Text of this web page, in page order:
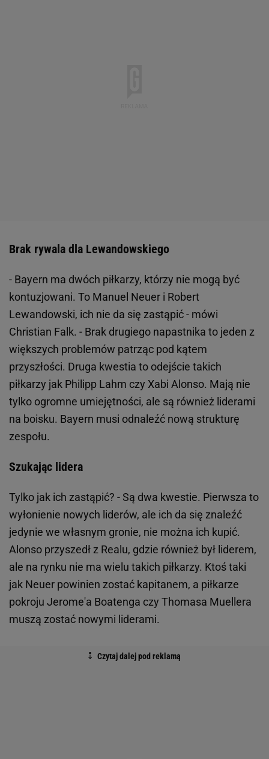
Brak rywala dla Lewandowskiego
- Bayern ma dwóch piłkarzy, którzy nie mogą być
kontuzjowani. To Manuel Neuer i Robert
Lewandowski, ich nie da się zastąpić - mówi
Christian Falk. - Brak drugiego napastnika to jeden z
większych problemów patrząc pod kątem
przyszłości. Druga kwestia to odejście takich
piłkarzy jak Philipp Lahm czy Xabi Alonso. Mają nie
tylko ogromne umiejętności, ale są również liderami
na boisku. Bayern musi odnaleźć nową strukturę
zespołu.
Szukając lidera
Tylko jak ich zastąpić? - Są dwa kwestie. Pierwsza to
wyłonienie nowych liderów, ale ich da się znaleźć
jedynie we własnym gronie, nie można ich kupić.
Alonso przyszedł z Realu, gdzie również był liderem,
ale na rynku nie ma wielu takich piłkarzy. Ktoś taki
jak Neuer powinien zostać kapitanem, a piłkarze
pokroju Jerome'a Boatenga czy Thomasa Muellera
muszą zostać nowymi liderami.